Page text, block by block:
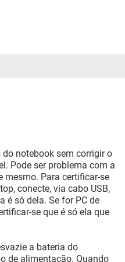
notebook sem corrigir o
Pode ser problema com a
mesmo. Para certificar-se
conecte, via cabo USB,
é só dela. Se for PC de
se que é só ela que
a bateria do
de alimentação. Quando